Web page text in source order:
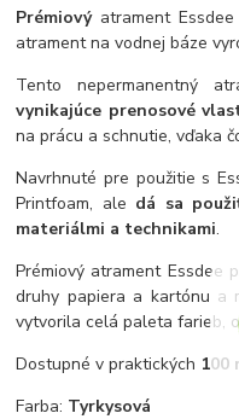
Prémiový atrament
atrament na vodnej báze
Tento nepermanentný
vynikajúce prenosové
na prácu a schnutie, vďaka
Navrhnuté pre použitie s
Printfoam, ale dá sa
materiálmi a technikami.
Prémiový atrament Essdee
druhy papiera a kartónu a
vytvorila celá paleta farieb,
Dostupné v praktických 100
Farba: Tyrkysová